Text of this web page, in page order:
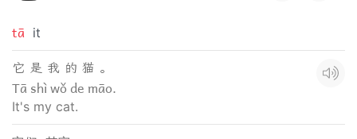
tā it
它 是 我 的 猫 。
Tā shì wǒ de māo.
It's my cat.